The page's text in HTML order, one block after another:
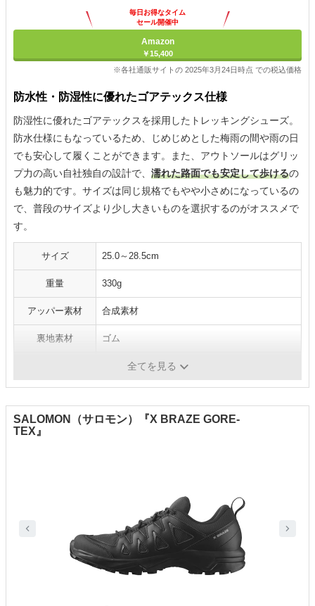
毎日お得なタイム
セール開催中
Amazon
￥15,400
※各社通販サイトの 2025年3月24日時点 での税込価格
防水性・防湿性に優れたゴアテックス仕様
防湿性に優れたゴアテックスを採用したトレッキングシューズ。
防水仕様にもなっているため、じめじめとした梅雨の間や雨の日
でも安心して履くことができます。また、アウトソールはグリッ
プ力の高い自社独自の設計で、 濡れた路面でも安定して歩けるの
も魅力的です。サイズは同じ規格でもやや小さめになっているの
で、普段のサイズより少し大きいものを選択するのがオススメで
す。
サイズ 25.0～28.5cm
重量 330g
アッパー素材 合成素材
裏地素材 ゴム
全てを見る
SALOMON（サロモン）『X BRAZE GORE-
TEX』